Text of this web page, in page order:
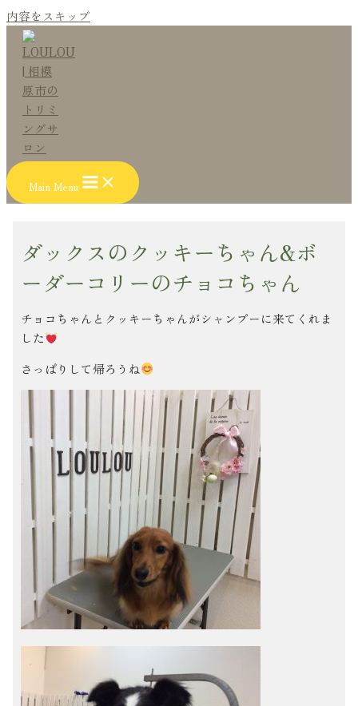
内容をスキップ
Main Menu
ダックスのクッキーちゃん&ボ
ーダーコリーのチョコちゃん
チョコちゃんとクッキーちゃんがシャンプーに来てくれま
した
さっぱりして帰ろうね